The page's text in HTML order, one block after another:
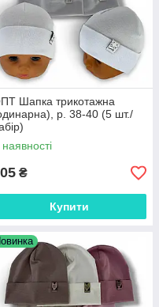
Шапка трикотажна
р. 38-40 (5 шт./
₴
Купити